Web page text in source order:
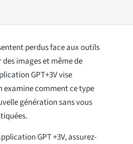
perdus face aux outils
images et même de
GPT+3V vise
comment ce type
génération sans vous
GPT +3V, assurez-